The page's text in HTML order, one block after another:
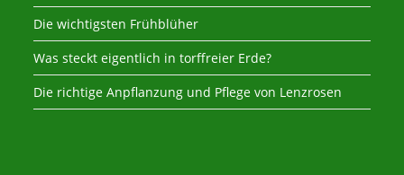
Die wichtigsten Frühblüher
Was steckt eigentlich in torffreier Erde?
Die richtige Anpflanzung und Pflege von Lenzrosen